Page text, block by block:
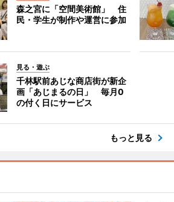
森之宮に「空間美術館」 住
民・学生が制作や運営に参加
見る・遊ぶ
千林駅前あじな商店街が新企
画「あじまるの日」 毎月0
の付く日にサービス
もっと見る